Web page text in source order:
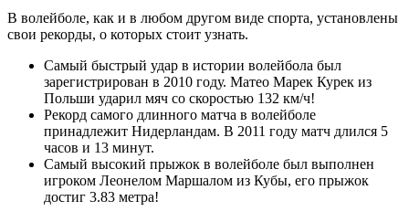
В волейболе, как и в любом другом виде спорта, установлены
свои рекорды, о которых стоит узнать.
Самый быстрый удар в истории волейбола был
зарегистрирован в 2010 году. Матео Марек Курек из
Польши ударил мяч со скоростью 132 км/ч!
Рекорд самого длинного матча в волейболе
принадлежит Нидерландам. В 2011 году матч длился 5
часов и 13 минут.
Самый высокий прыжок в волейболе был выполнен
игроком Леонелом Маршалом из Кубы, его прыжок
достиг 3.83 метра!